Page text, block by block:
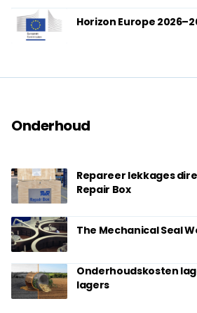
Horizon Europe
Onderhoud
Repareer lekkages
Repair Box
The Mechanical Seal
Onderhoudskosten
lagers